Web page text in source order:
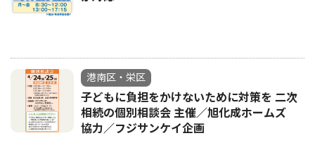
港南区・栄区
子どもに負担をかけないために対策を 二次
相続の個別相談会 主催／旭化成ホームズ
協力／フジサンケイ企画